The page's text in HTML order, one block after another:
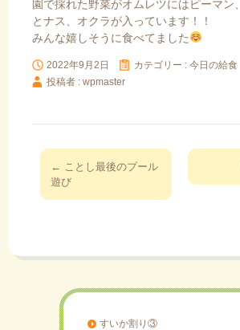
園で採れた野菜がオムレツにはピーマン
とナス、オクラが入っています！！
みんな嬉しそうに食べてました
2022年9月2日 カテゴリー : 今日の給食
投稿者 : wpmaster
投
稿
ナ
← ことし最後のプール
遊び
すいか割り③